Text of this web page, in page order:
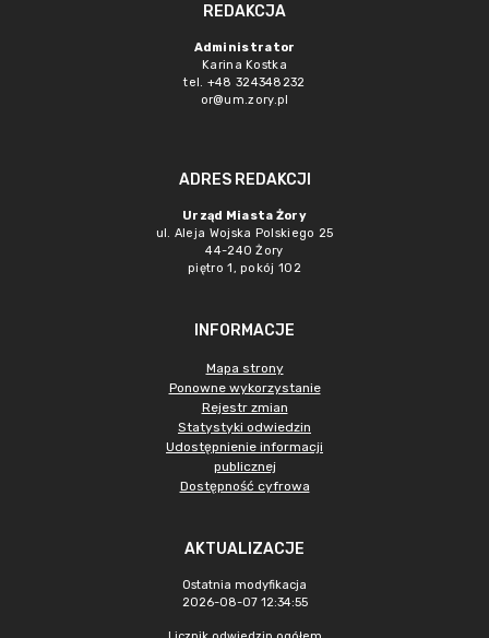
REDAKCJA
Administrator
Karina Kostka
tel. +48 324348232
or@um.zory.pl
ADRES REDAKCJI
Urząd Miasta Żory
ul. Aleja Wojska Polskiego 25
44-240 Żory
piętro 1, pokój 102
INFORMACJE
Mapa strony
Ponowne wykorzystanie
Rejestr zmian
Statystyki odwiedzin
Udostępnienie informacji
publicznej
Dostępność cyfrowa
AKTUALIZACJE
Ostatnia modyfikacja
2026-08-07 12:34:55